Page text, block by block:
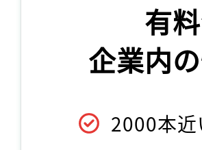
有
企業内
2000本